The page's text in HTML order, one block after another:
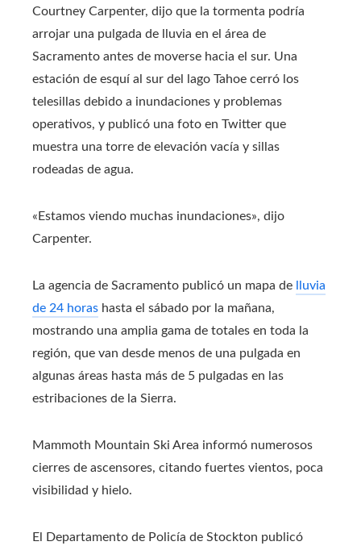
Courtney Carpenter, dijo que la tormenta podría
arrojar una pulgada de lluvia en el área de
Sacramento antes de moverse hacia el sur. Una
estación de esquí al sur del lago Tahoe cerró los
telesillas debido a inundaciones y problemas
operativos, y publicó una foto en Twitter que
muestra una torre de elevación vacía y sillas
rodeadas de agua.
«Estamos viendo muchas inundaciones», dijo
Carpenter.
La agencia de Sacramento publicó un mapa de
lluvia
de 24 horas hasta el sábado por la mañana,
mostrando una amplia gama de totales en toda la
región, que van desde menos de una pulgada en
algunas áreas hasta más de 5 pulgadas en las
estribaciones de la Sierra.
Mammoth Mountain Ski Area informó numerosos
cierres de ascensores, citando fuertes vientos, poca
visibilidad y hielo.
El Departamento de Policía de Stockton publicó